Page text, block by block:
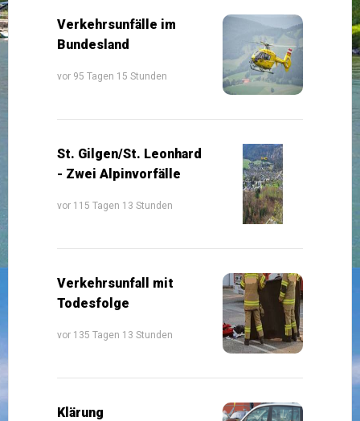
Verkehrsunfälle im
Bundesland
vor 95 Tagen 15 Stunden
St. Gilgen/St. Leonhard
- Zwei Alpinvorfälle
vor 115 Tagen 13 Stunden
Verkehrsunfall mit
Todesfolge
vor 135 Tagen 13 Stunden
Klärung